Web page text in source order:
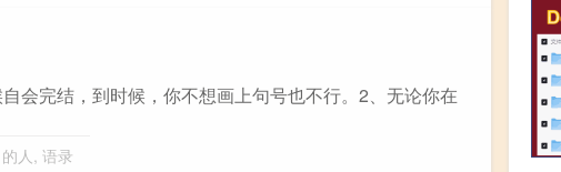
会完结，到时候，你不想画上句号也不行。2、无论你在
的人 , 语录